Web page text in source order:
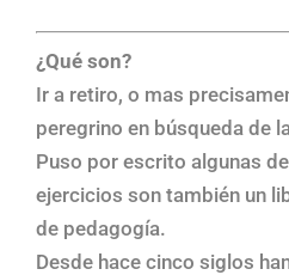
¿Qué son?
Ir a retiro, o mas
peregrino en búsqueda de
Puso por escrito algunas
ejercicios son también un
de pedagogía.
Desde hace cinco siglos